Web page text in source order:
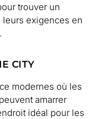
trouver un
leurs exigences en
CITY
modernes où les
amarrer
idéal pour les